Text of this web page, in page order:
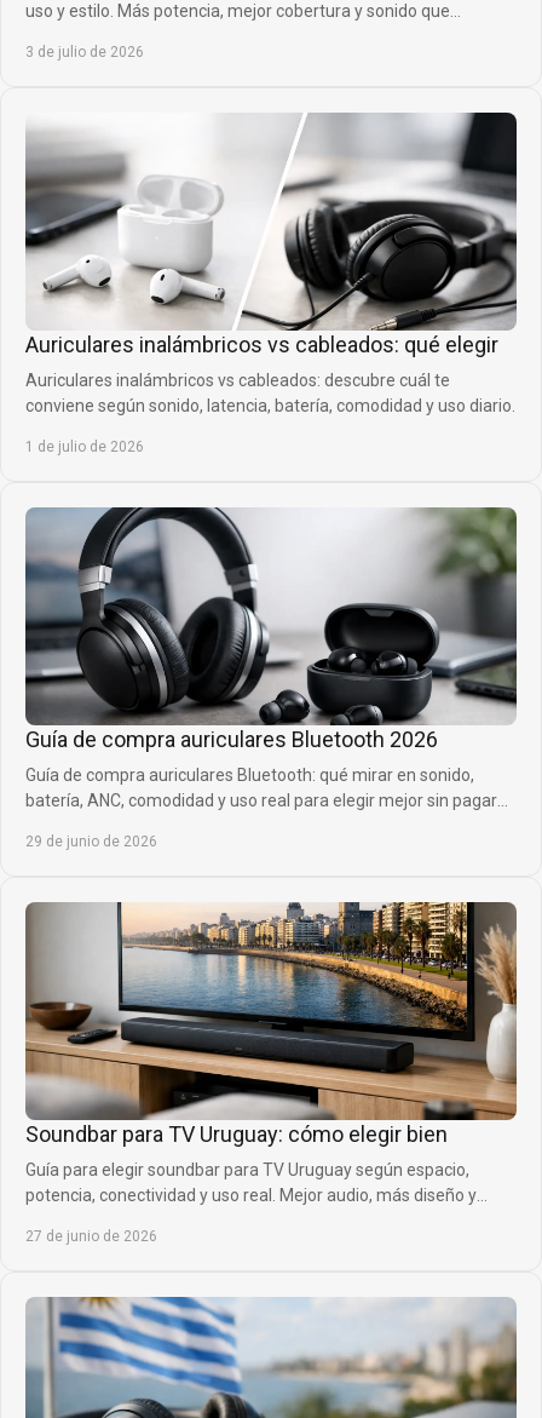
uso y estilo. Más potencia, mejor cobertura y sonido que
3 de julio de 2026
Auriculares inalámbricos vs cableados: qué elegir
Auriculares inalámbricos vs cableados: descubre cuál te
conviene según sonido, latencia, batería, comodidad y uso diario.
1 de julio de 2026
Guía de compra auriculares Bluetooth 2026
Guía de compra auriculares Bluetooth: qué mirar en sonido,
batería, ANC, comodidad y uso real para elegir mejor sin pagar
29 de junio de 2026
Soundbar para TV Uruguay: cómo elegir bien
Guía para elegir soundbar para TV Uruguay según espacio,
potencia, conectividad y uso real. Mejor audio, más diseño y
27 de junio de 2026